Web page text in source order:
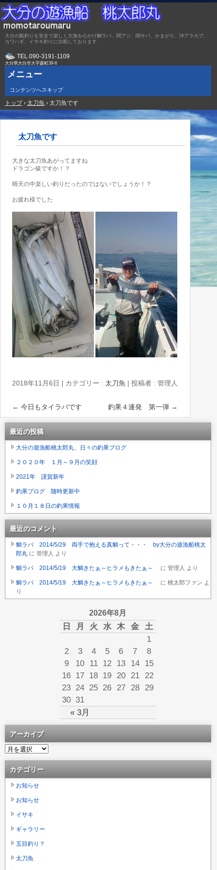
大分の船釣りを安全で楽しく大漁を心がけ鯛ラバ、関アジ、関サバ、かまがり、沖アラカブ、
カワハギ、イサキ釣りに出船しております
TEL.090-3191-1109
大分県大分市大字森町39-6
メニュー
コンテンツへスキップ
トップ › 太刀魚 › 太刀魚です
太刀魚です
大きな太刀魚あがってますね
ドラゴン級ですか！？
晴天の中楽しい釣りだったのではないでしょうか！？
お疲れ様でした
2018年11月6日 | カテゴリー : 太刀魚 |投稿者 : 管理人
← 今日もタイラバです 釣果４連発 第一弾 →
最近の投稿
大分の遊漁船桃太郎丸、日々の釣果ブログ
２０２０年 １月～９月の笑顔
2021年 謹賀新年
釣果ブログ 随時更新中
１０月１８日の釣果情報
最近のコメント
鯛ラバ 2014/5/29 両手で抱える真鯛って・・・ by大分の遊漁船桃太
郎丸 に 管理人 より
鯛ラバ 2014/5/19 大鯛きたぁ～ヒラメもきたぁ～ に 管理人 より
鯛ラバ 2014/5/19 大鯛きたぁ～ヒラメもきたぁ～ に 桃太郎ファン よ
り
2026年8月
日 月 火 水 木 金 土
« 3月
1
2
3 4 5 6 7
8
9
10 11 12 13 14
15
16 17 18 19 20 21
22
23 24 25 26 27 28
29
30 31
アーカイブ
カテゴリー
お知らせ
お知らせ
イサキ
ギャラリー
五目釣り？
太刀魚